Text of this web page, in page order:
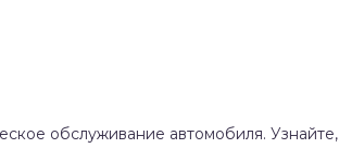
обслуживание автомобиля. Узнайте,